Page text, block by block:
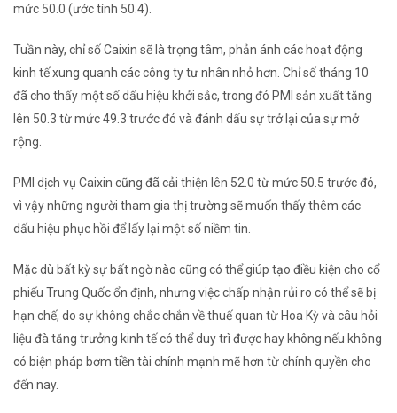
mức 50.0 (ước tính 50.4).
Tuần này, chỉ số Caixin sẽ là trọng tâm, phản ánh các hoạt động
kinh tế xung quanh các công ty tư nhân nhỏ hơn. Chỉ số tháng 10
đã cho thấy một số dấu hiệu khởi sắc, trong đó PMI sản xuất tăng
lên 50.3 từ mức 49.3 trước đó và đánh dấu sự trở lại của sự mở
rộng.
PMI dịch vụ Caixin cũng đã cải thiện lên 52.0 từ mức 50.5 trước đó,
vì vậy những người tham gia thị trường sẽ muốn thấy thêm các
dấu hiệu phục hồi để lấy lại một số niềm tin.
Mặc dù bất kỳ sự bất ngờ nào cũng có thể giúp tạo điều kiện cho cổ
phiếu Trung Quốc ổn định, nhưng việc chấp nhận rủi ro có thể sẽ bị
hạn chế, do sự không chắc chắn về thuế quan từ Hoa Kỳ và câu hỏi
liệu đà tăng trưởng kinh tế có thể duy trì được hay không nếu không
có biện pháp bơm tiền tài chính mạnh mẽ hơn từ chính quyền cho
đến nay.